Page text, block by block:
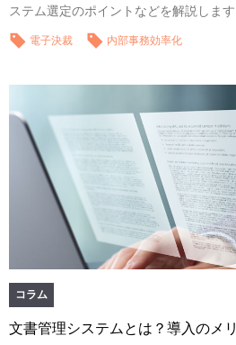
ステム選定のポイントなどを解説します
電子決裁 内部事務効率化
コラム
文書管理システムとは？導入のメ